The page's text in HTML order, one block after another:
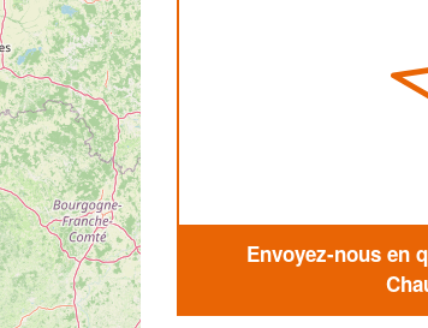
Envoyez-nous en